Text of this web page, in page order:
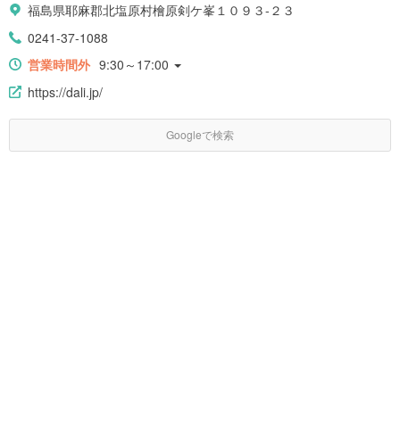
福島県耶麻郡北塩原村檜原剣ケ峯１０９３-２３
0241-37-1088
営業時間外 9:30～17:00
https://dali.jp/
Googleで検索